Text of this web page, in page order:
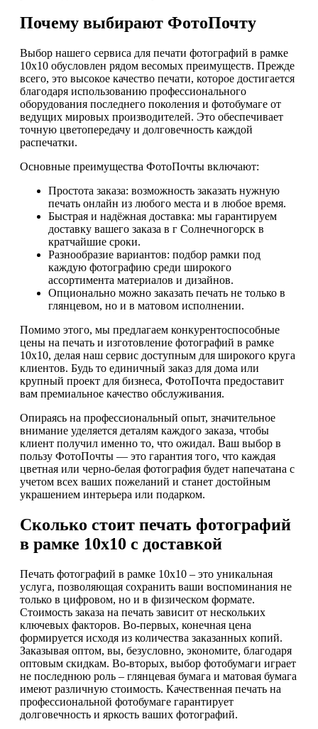
Почему выбирают ФотоПочту
Выбор нашего сервиса для печати фотографий в рамке
10х10 обусловлен рядом весомых преимуществ. Прежде
всего, это высокое качество печати, которое достигается
благодаря использованию профессионального
оборудования последнего поколения и фотобумаге от
ведущих мировых производителей. Это обеспечивает
точную цветопередачу и долговечность каждой
распечатки.
Основные преимущества ФотоПочты включают:
Простота заказа: возможность заказать нужную
печать онлайн из любого места и в любое время.
Быстрая и надёжная доставка: мы гарантируем
доставку вашего заказа в г Солнечногорск в
кратчайшие сроки.
Разнообразие вариантов: подбор рамки под
каждую фотографию среди широкого
ассортимента материалов и дизайнов.
Опционально можно заказать печать не только в
глянцевом, но и в матовом исполнении.
Помимо этого, мы предлагаем конкурентоспособные
цены на печать и изготовление фотографий в рамке
10х10, делая наш сервис доступным для широкого круга
клиентов. Будь то единичный заказ для дома или
крупный проект для бизнеса, ФотоПочта предоставит
вам премиальное качество обслуживания.
Опираясь на профессиональный опыт, значительное
внимание уделяется деталям каждого заказа, чтобы
клиент получил именно то, что ожидал. Ваш выбор в
пользу ФотоПочты — это гарантия того, что каждая
цветная или черно-белая фотография будет напечатана с
учетом всех ваших пожеланий и станет достойным
украшением интерьера или подарком.
Сколько стоит печать фотографий
в рамке 10х10 с доставкой
Печать фотографий в рамке 10х10 – это уникальная
услуга, позволяющая сохранить ваши воспоминания не
только в цифровом, но и в физическом формате.
Стоимость заказа на печать зависит от нескольких
ключевых факторов. Во-первых, конечная цена
формируется исходя из количества заказанных копий.
Заказывая оптом, вы, безусловно, экономите, благодаря
оптовым скидкам. Во-вторых, выбор фотобумаги играет
не последнюю роль – глянцевая бумага и матовая бумага
имеют различную стоимость. Качественная печать на
профессиональной фотобумаге гарантирует
долговечность и яркость ваших фотографий.